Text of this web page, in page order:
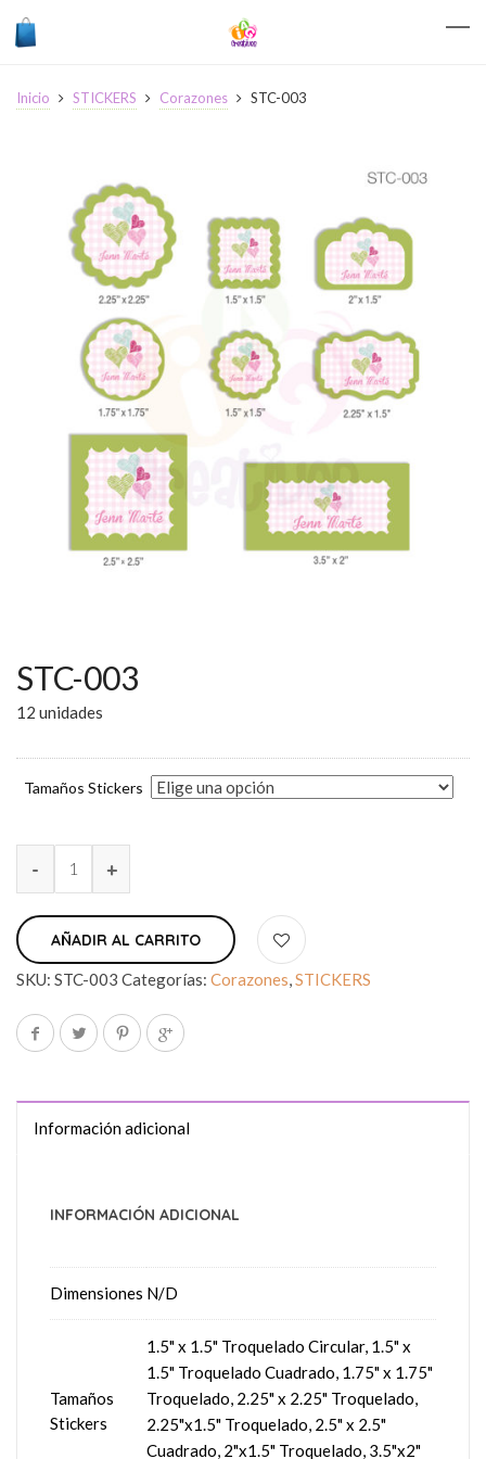
Inicio STICKERS Corazones STC-003
STC-003
12 unidades
Tamaños Stickers
AÑADIR AL CARRITO
SKU: STC-003 Categorías: Corazones,STICKERS
Información adicional
INFORMACIÓN ADICIONAL
Dimensiones N/D
Tamaños
Stickers
1.5" x 1.5" Troquelado Circular, 1.5" x
1.5" Troquelado Cuadrado, 1.75" x 1.75"
Troquelado, 2.25" x 2.25" Troquelado,
2.25"x1.5" Troquelado, 2.5" x 2.5"
Cuadrado, 2"x1.5" Troquelado, 3.5"x2"